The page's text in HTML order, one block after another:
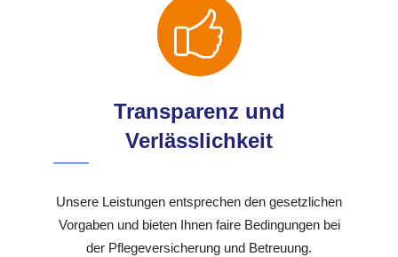
Transparenz und
Verlässlichkeit
Unsere Leistungen entsprechen den gesetzlichen
Vorgaben und bieten Ihnen faire Bedingungen bei
der Pflegeversicherung und Betreuung.